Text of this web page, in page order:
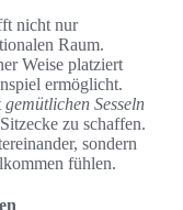
nicht nur
Raum.
Weise platziert
ermöglicht.
gemütlichen Sesseln
zu schaffen.
sondern
fühlen.